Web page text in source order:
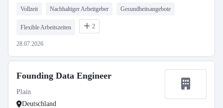
Vollzeit Nachhaltiger Arbeitgeber Gesundheitsangebote
Flexible Arbeitszeiten 2
28.07.2026
Founding Data Engineer
Plain
Deutschland